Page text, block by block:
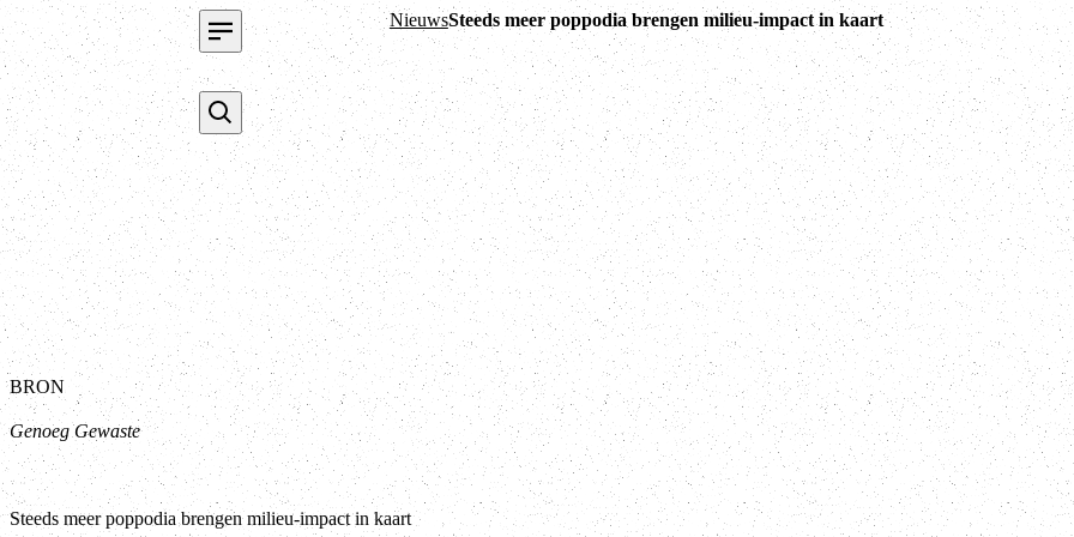
NieuwsSteeds meer poppodia brengen milieu-impact in kaart
BRON
Genoeg Gewaste
Steeds meer poppodia brengen milieu-impact in kaart